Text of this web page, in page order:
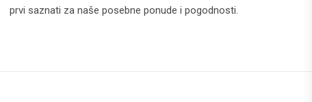
prvi saznati za naše posebne ponude i pogodnosti.